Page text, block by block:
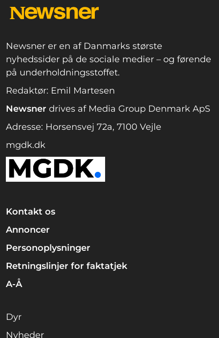
Newsner er en af Danmarks største
nyhedssider på de sociale medier – og førende
på underholdningsstoffet.
Redaktør: Emil Martesen
Newsner drives af Media Group Denmark ApS
Adresse: Horsensvej 72a, 7100 Vejle
mgdk.dk
Kontakt os
Annoncer
Personoplysninger
Retningslinjer for faktatjek
A-Å
Dyr
Nyheder